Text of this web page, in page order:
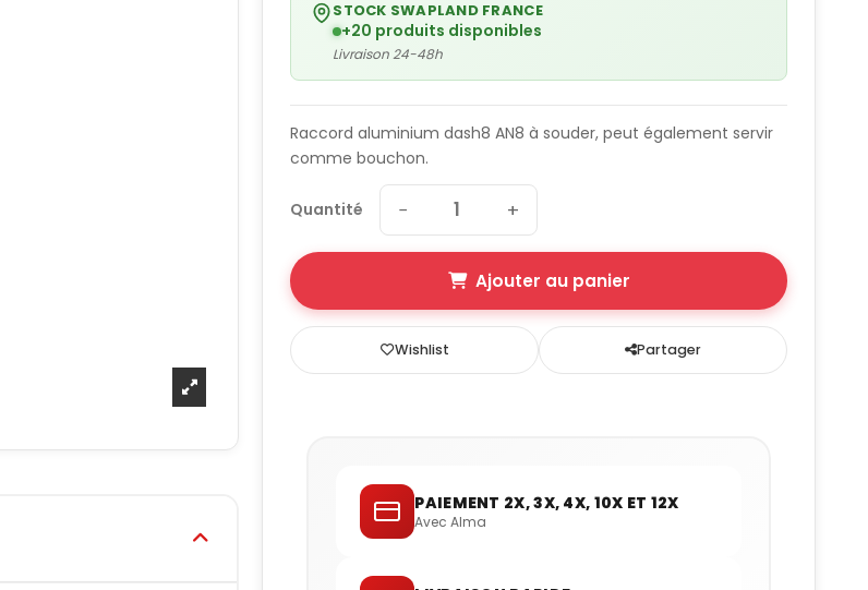
STOCK SWAPLAND FRANCE
+20 produits disponibles
Livraison 24-48h
Raccord aluminium dash8 AN8 à souder, peut également servir
comme bouchon.
Quantité − +
Ajouter au panier
Wishlist Partager
PAIEMENT 2X, 3X, 4X, 10X ET 12X
Avec Alma